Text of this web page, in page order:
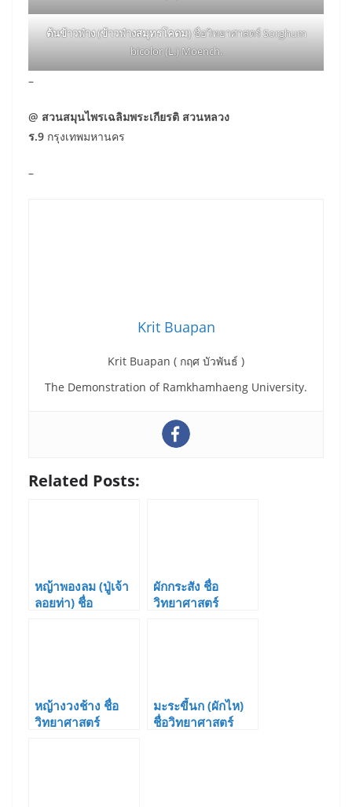
ต้นข้าวฟ่าง (ข้าวฟ่างสมุทรโคดม)ชื่อวิทยาศาสตร์ Sorghum
bicolor (L.) Moench.
–
@ สวนสมุนไพรเฉลิมพระเกียรติ สวนหลวง
ร.9 กรุงเทพมหานคร
–
Krit Buapan
Krit Buapan ( กฤศ บัวพันธ์ )
The Demonstration of Ramkhamhaeng University.
Related Posts:
หญ้าพองลม (ปู่เจ้า
ลอยท่า) ชื่อ
ผักกระสัง ชื่อ
วิทยาศาสตร์
หญ้างวงช้าง ชื่อ
วิทยาศาสตร์
มะระขี้นก (ผักไห)
ชื่อวิทยาศาสตร์